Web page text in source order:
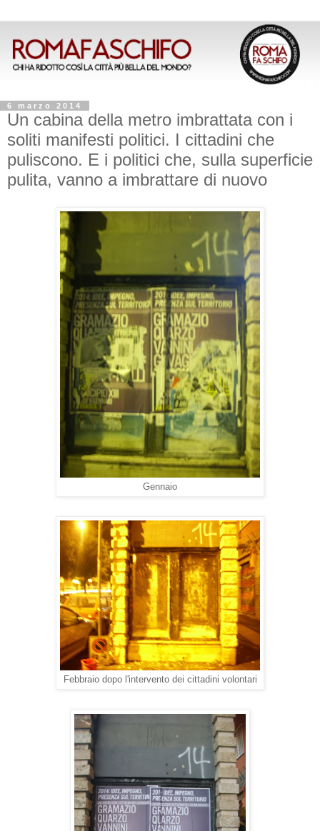
6 marzo 2014
Un cabina della metro imbrattata con i
soliti manifesti politici. I cittadini che
puliscono. E i politici che, sulla superficie
pulita, vanno a imbrattare di nuovo
Gennaio
Febbraio dopo l'intervento dei cittadini volontari